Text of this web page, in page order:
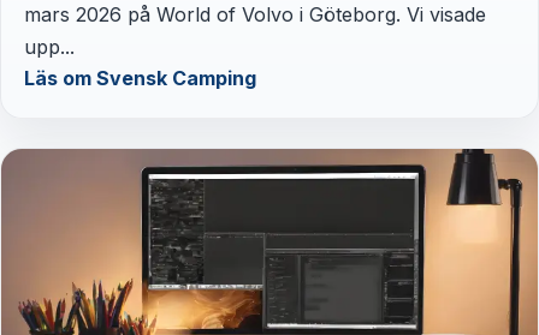
mars 2026 på World of Volvo i Göteborg. Vi visade
upp...
Läs om Svensk Camping